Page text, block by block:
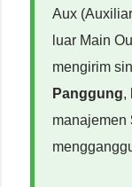
Aux
luar Main
mengirim
Panggung,
manajemen